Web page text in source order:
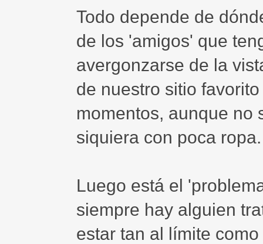
Todo depende de
de los 'amigos' que
avergonzarse de la
de nuestro sitio
momentos, aunque no
siquiera con poca ropa.
Luego está el
siempre hay alguien
estar tan al límite